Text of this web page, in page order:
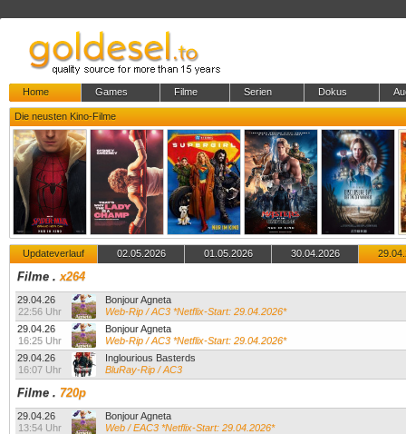
Home Games Filme Serien Dokus
Die neusten Kino-Filme
Updateverlauf 02.05.2026 01.05.2026 30.04.2026
Filme .x264
29.04.26
22:56 Uhr
Bonjour Agneta
Web-Rip / AC3 *Netflix-Start: 29.04.2026*
29.04.26
16:25 Uhr
Bonjour Agneta
Web-Rip / AC3 *Netflix-Start: 29.04.2026*
29.04.26
16:07 Uhr
Inglourious Basterds
BluRay-Rip / AC3
Filme . 720p
29.04.26
13:54 Uhr
Bonjour Agneta
Web / EAC3 *Netflix-Start: 29.04.2026*